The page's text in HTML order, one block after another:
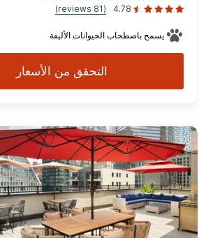
4.78
(81 reviews)
يسمح باصطحاب الحيوانات الأليفة
التحقق من الأسعار